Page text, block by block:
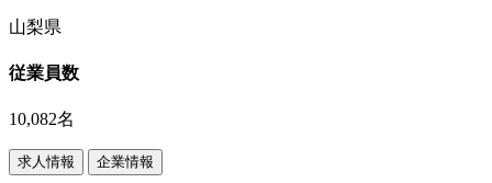
山梨県
従業員数
10,082名
求人情報 企業情報